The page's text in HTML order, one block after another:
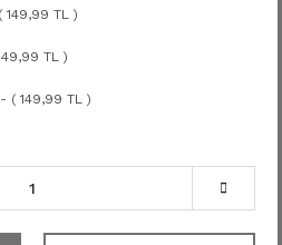
TL )
TL )
( 149,99 TL )